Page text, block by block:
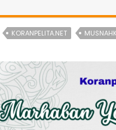
KORANPELITA.NET